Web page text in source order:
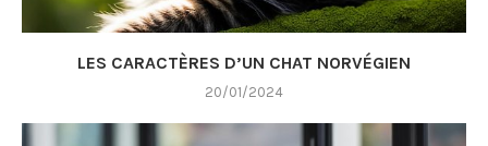
LES CARACTÈRES D’UN CHAT NORVÉGIEN
20/01/2024